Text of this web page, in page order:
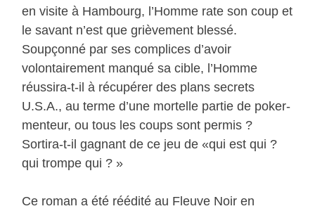
en visite à Hambourg, l’Homme rate son coup et
le savant n’est que grièvement blessé.
Soupçonné par ses complices d’avoir
volontairement manqué sa cible, l’Homme
réussira-t-il à récupérer des plans secrets
U.S.A., au terme d’une mortelle partie de poker-
menteur, ou tous les coups sont permis ?
Sortira-t-il gagnant de ce jeu de «qui est qui ?
qui trompe qui ? »
Ce roman a été réédité au Fleuve Noir en